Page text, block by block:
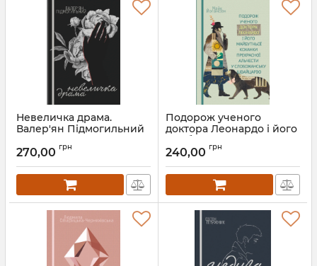
Невеличка драма.
Валер'ян Підмогильний
270,00 грн
Подорож ученого
доктора Леонардо і його
прекрасної Альчести у
Швайцарію. Майк
Йогансен
240,00 грн